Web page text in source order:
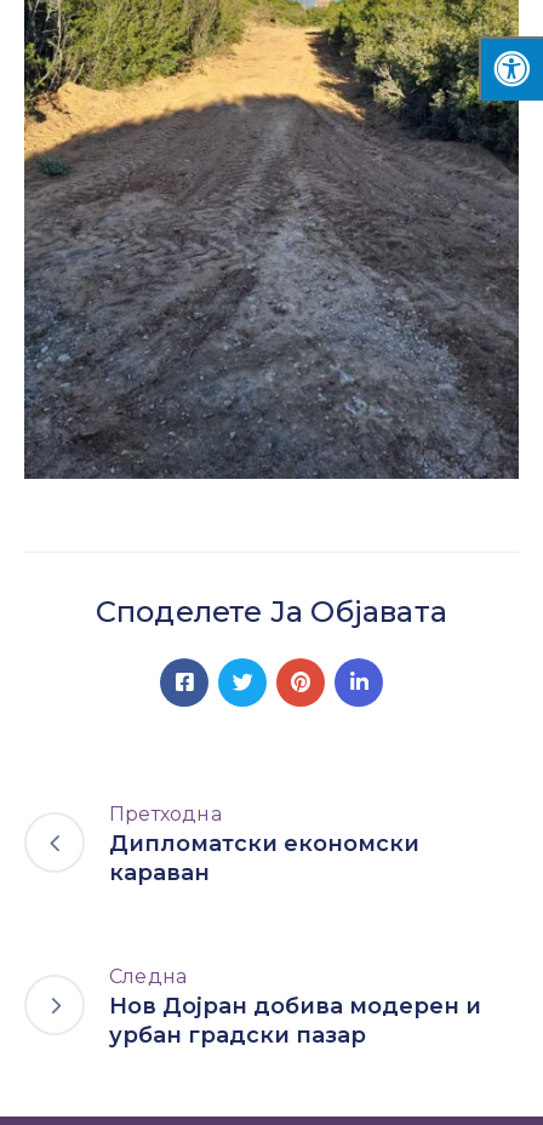
Споделете Ја Објавата
Претходна
Дипломатски економски
караван
Следна
Нов Дојран добива модерен и
урбан градски пазар